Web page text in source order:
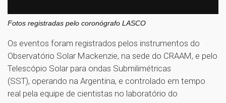
Fotos registradas pelo coronógrafo LASCO
Os eventos foram registrados pelos instrumentos do
Observatório Solar Mackenzie, na sede do CRAAM, e pelo
Telescópio Solar para ondas Submilimétricas
(SST), operando na Argentina, e controlado em tempo
real pela equipe de cientistas no laboratório do